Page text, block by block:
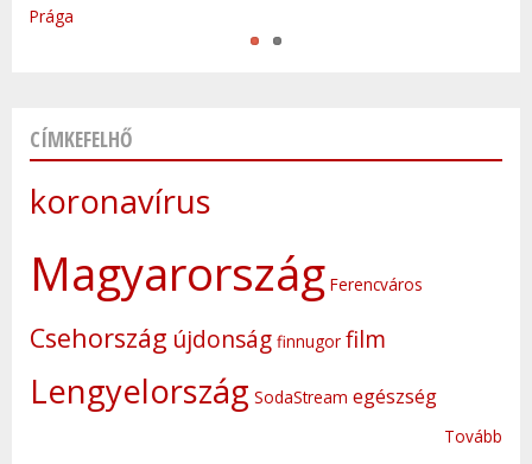
Prága
CÍMKEFELHŐ
koronavírus
Magyarország Ferencváros
Csehország újdonság finnugor film
Lengyelország SodaStream egészség
Tovább